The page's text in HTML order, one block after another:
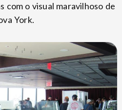
com o visual maravilhoso de
York.